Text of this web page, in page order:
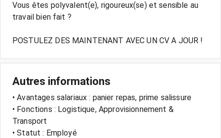
Vous êtes polyvalent(e), rigoureux(se) et sensible au
travail bien fait ?
POSTULEZ DES MAINTENANT AVEC UN CV A JOUR !
Autres informations
• Avantages salariaux : panier repas, prime salissure
• Fonctions : Logistique, Approvisionnement &
Transport
• Statut : Employé